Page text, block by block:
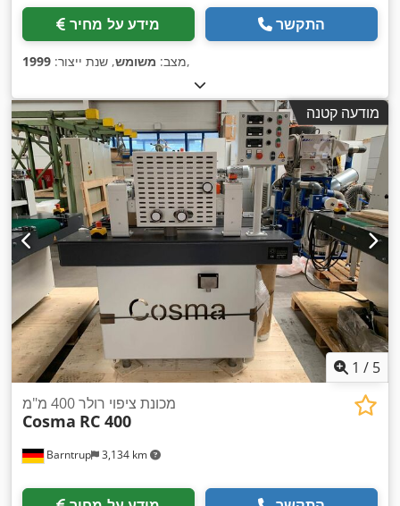
מידע על מחיר התקשר
מצב: משומש, שנת ייצור: 1999 ,
מודעה קטנה
1 / 5
Barntrup 3,134 km
מכונת ציפוי רולר 400 מ"מ
Cosma RC 400